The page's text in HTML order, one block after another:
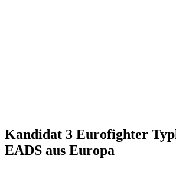
Kandidat 3 Eurofighter
EADS aus Europa